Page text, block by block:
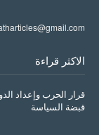
الاكثر قراءة
قرار الحرب وإعداد
قبضة السياسة